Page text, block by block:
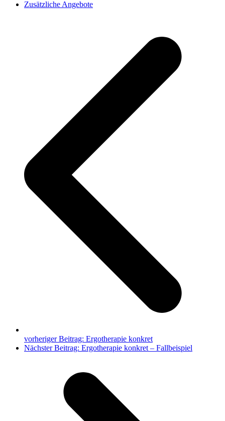
Zusätzliche Angebote
vorheriger Beitrag: Ergotherapie konkret
Nächster Beitrag: Ergotherapie konkret – Fallbeispiel